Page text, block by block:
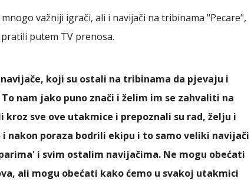
važniji igrači, ali i navijači na tribinama "Pecare",
putem TV prenosa.
koji su ostali na tribinama da pjevaju i
nam jako puno znači i želim im se zahvaliti na
kroz sve ove utakmice i prepoznali su rad, želju i
nakon poraza bodrili ekipu i to samo veliki navijači
i svim ostalim navijačima. Ne mogu obećati
ali mogu obećati kako ćemo u svakoj utakmici